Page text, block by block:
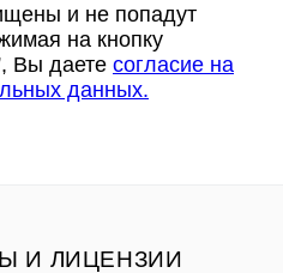
и не попадут
на кнопку
Вы даете согласие на
данных.
И ЛИЦЕНЗИИ